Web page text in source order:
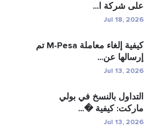
على شركة ا...
Jul 18, 2026
كيفية إلغاء معاملة M-Pesa تم
إرسالها عن...
Jul 13, 2026
التداول بالنسخ في بولي
ماركت: كيفية �...
Jul 13, 2026